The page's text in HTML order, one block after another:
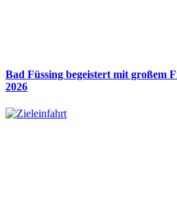
Bad Füssing begeistert mit großem
2026